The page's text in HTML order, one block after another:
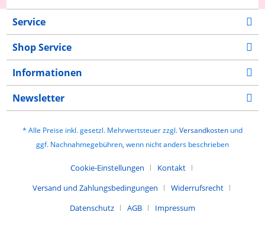
Service
Shop Service
Informationen
Newsletter
* Alle Preise inkl. gesetzl. Mehrwertsteuer zzgl.Versandkosten und
ggf. Nachnahmegebühren, wenn nicht anders beschrieben
Cookie-Einstellungen
Kontakt
Versand und Zahlungsbedingungen
Widerrufsrecht
Datenschutz
AGB Impressum